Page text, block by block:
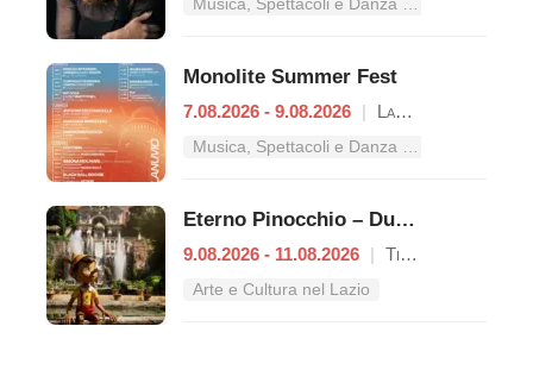
Monolite Summer Fest
7.08.2026 - 9.08.2026 | Lanuvio
Eterno Pinocchio – Duecento anni di Collodi
9.08.2026 - 11.08.2026 | Tivoli
Arte e Cultura nel Lazio